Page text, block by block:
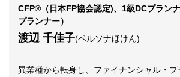
CFP® （日本FP協会認定)、1級DCプラン
プランナー）
渡辺 千佳子(ペルソナほけん)
異業種から転身し、ファイナンシャル・